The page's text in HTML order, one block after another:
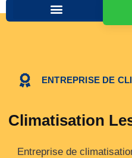
ENTREPRISE DE
Climatisation
Entreprise de